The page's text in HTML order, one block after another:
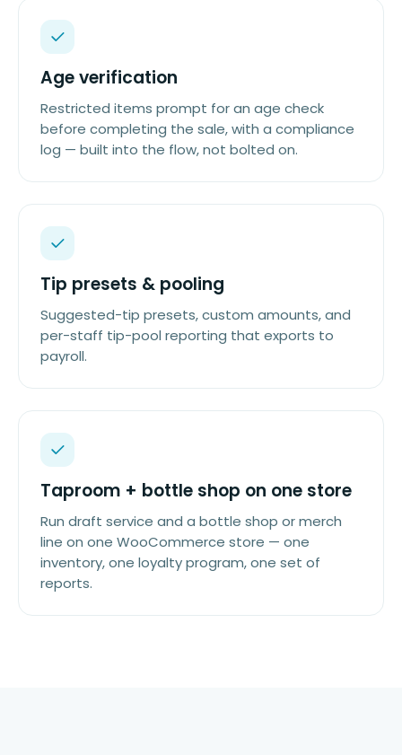
Age verification
Restricted items prompt for an age check
before completing the sale, with a compliance
log — built into the flow, not bolted on.
Tip presets & pooling
Suggested-tip presets, custom amounts, and
per-staff tip-pool reporting that exports to
payroll.
Taproom + bottle shop on one store
Run draft service and a bottle shop or merch
line on one WooCommerce store — one
inventory, one loyalty program, one set of
reports.